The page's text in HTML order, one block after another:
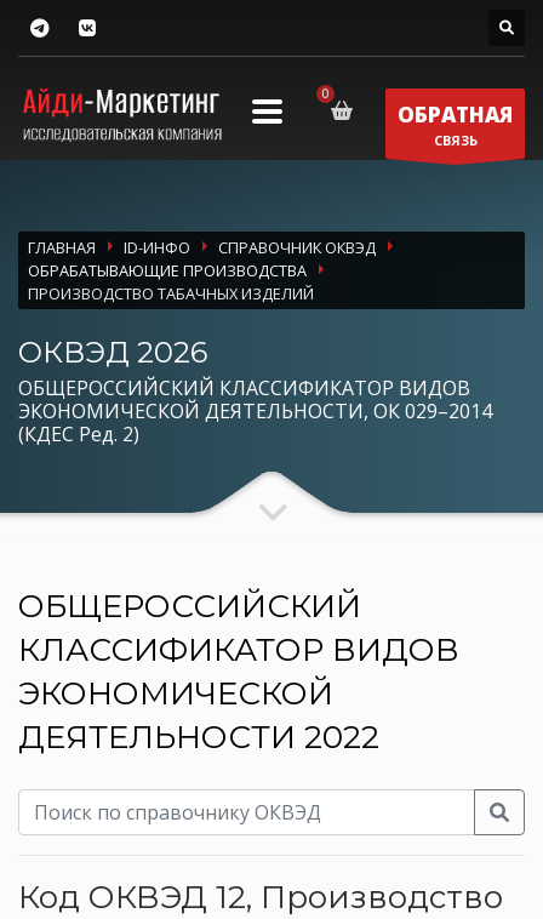
ОБРАТНАЯ
СВЯЗЬ
ГЛАВНАЯ ID-ИНФО
СПРАВОЧНИК ОКВЭД
ОБРАБАТЫВАЮЩИЕ ПРОИЗВОДСТВА
ПРОИЗВОДСТВО ТАБАЧНЫХ ИЗДЕЛИЙ
ОКВЭД 2026
ОБЩЕРОССИЙСКИЙ КЛАССИФИКАТОР ВИДОВ
ЭКОНОМИЧЕСКОЙ ДЕЯТЕЛЬНОСТИ, ОК 029–2014
(КДЕС Ред. 2)
ОБЩЕРОССИЙСКИЙ
КЛАССИФИКАТОР ВИДОВ
ЭКОНОМИЧЕСКОЙ
ДЕЯТЕЛЬНОСТИ 2022
Код ОКВЭД 12, Производство